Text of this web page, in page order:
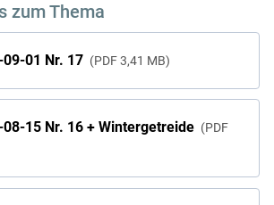
zum Thema
01 Nr. 17 PDF 3,41 MB
08-15 Nr. 16 + Wintergetreide
PDF